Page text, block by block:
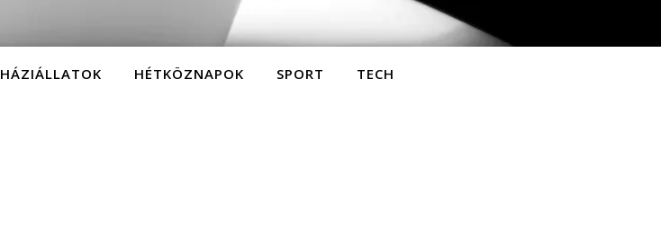
HÁZIÁLLATOK HÉTKÖZNAPOK SPORT TECH